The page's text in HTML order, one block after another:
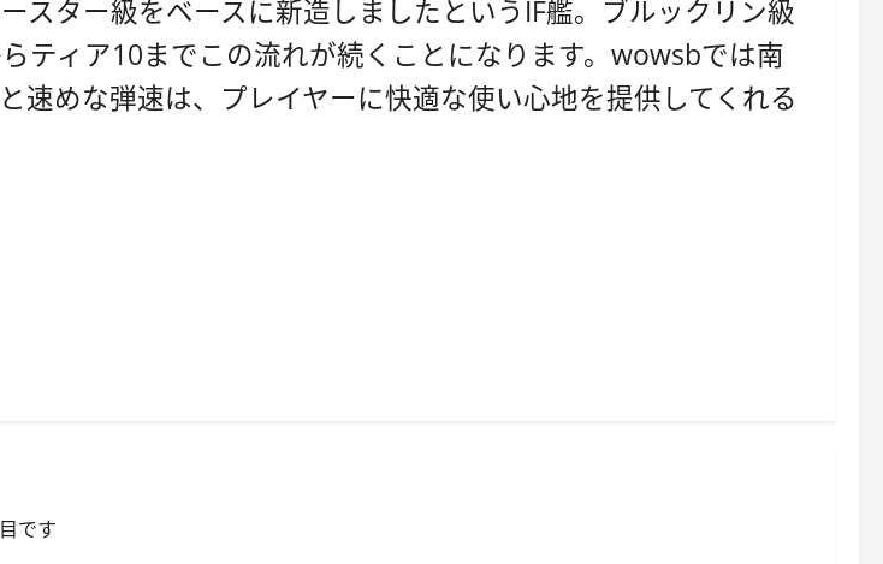
スター級をベースに新造しましたというIF艦。ブルックリン級
ティア10までこの流れが続くことになります。wowsbでは南
速めな弾速は、プレイヤーに快適な使い心地を提供してくれる
です